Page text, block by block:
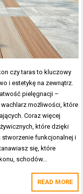
czy taras to kluczowy
i estetykę na zewnątrz.
pielęgnacji –
możliwości, które
Coraz więcej
które dzięki
funkcjonalnej i
się, które
schodów…
READ MORE